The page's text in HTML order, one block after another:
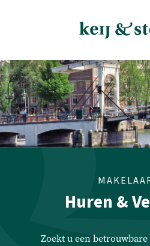
Makelaardij
Verkopen
Aankopen
Taxaties
Huren & Verhuren
BeleggingenHuren &
Zoekt u een